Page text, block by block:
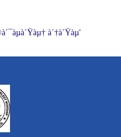
à´†à´Ÿàµ'